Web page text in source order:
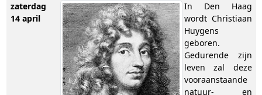
zaterdag
14 april
In Den Haag
wordt Christiaan
Huygens
geboren.
Gedurende zijn
leven zal deze
vooraanstaande
natuur- en